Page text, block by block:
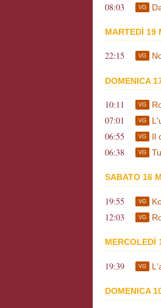
08:03 VG
MARTEDÌ 19
22:15 VG
DOMENICA
10:11 VG
07:01 VG
06:55 VG Il
06:38 VG
SABATO 16
19:55 VG
12:03 VG
MERCOLEDÌ
19:39 VG
DOMENICA